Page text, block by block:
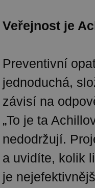
Veřejnost je
Preventivní
jednoduchá,
závisí na
„To je ta
nedodržují.
a uvidíte, kolik
je